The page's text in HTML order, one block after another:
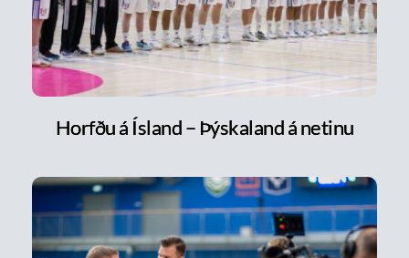
Horfðu á Ísland – Þýskaland á netinu